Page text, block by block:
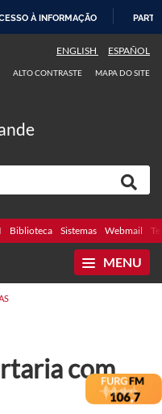
À INFORMAÇÃO
ENGLISH ESPAÑOL
ALTO CONTRASTE MAPA DO SITE
Biblioteca Sistemas Webmail
MENU
com